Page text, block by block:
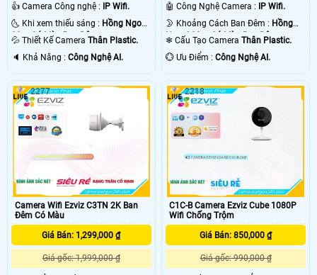
👍 Camera Công nghệ : IP Wifi.
🌜 Khi xem thiếu sáng : Hồng Ngoại
30m Có Màu Ban Ðêm.
💦 Thiết Kế Camera Thân Plastic.
️🔈 Khả Năng : Công Nghệ AI.
🤖️ Công Nghệ Camera : IP Wifi.
🌛 Khoảng Cách Ban Đêm : Hồng
Ngoại 30m Có Màu Ban Ðêm.
❄ Cấu Tạo CameraThân Plastic.
️💮 Ưu Điểm :Công Nghệ AI.
Camera Wifi Ezviz C3TN 2K Ban
Đêm Có Màu
Giá Bán: 1,299,000 ₫
Giá gốc: 1,999,000 ₫
2277
C1C-B Camera Ezviz Cube 1080P
Wifi Chống Trộm
Giá Bán: 850,000 ₫
Giá gốc: 990,000 ₫
2218